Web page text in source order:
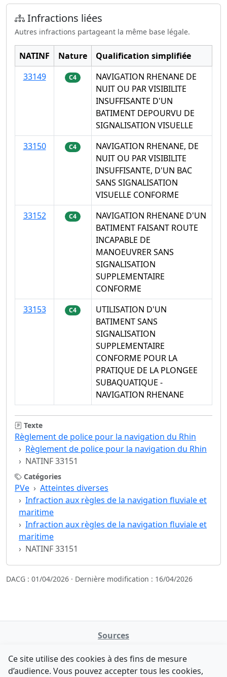
Infractions liées
Autres infractions partageant la même base légale.
NATINF Nature
Qualification simplifiée
33149
C4
NAVIGATION RHENANE DE
NUIT OU PAR VISIBILITE
INSUFFISANTE D'UN
BATIMENT DEPOURVU DE
SIGNALISATION VISUELLE
33150
C4
NAVIGATION RHENANE, DE
NUIT OU PAR VISIBILITE
INSUFFISANTE, D'UN BAC
SANS SIGNALISATION
VISUELLE CONFORME
33152
C4
NAVIGATION RHENANE D'UN
BATIMENT FAISANT ROUTE
INCAPABLE DE
MANOEUVRER SANS
SIGNALISATION
SUPPLEMENTAIRE
CONFORME
33153
C4
UTILISATION D'UN
BATIMENT SANS
SIGNALISATION
SUPPLEMENTAIRE
CONFORME POUR LA
PRATIQUE DE LA PLONGEE
SUBAQUATIQUE -
NAVIGATION RHENANE
Texte
Règlement de police pour la navigation du Rhin
Règlement de police pour la navigation du Rhin
NATINF 33151
Catégories
PVe
Atteintes diverses
Infraction aux règles de la navigation fluviale et
maritime
Infraction aux règles de la navigation fluviale et
maritime
NATINF 33151
DACG : 01/04/2026 · Dernière modification : 16/04/2026
Sources
data.gouv.fr
Legifrance - API
Ce site utilise des cookies à des fins de mesure
d’audience. Vous pouvez accepter tous les cookies,